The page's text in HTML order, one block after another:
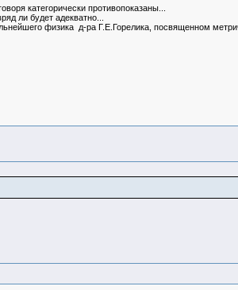
категорически противопоказаны...
ли будет адекватно...
физика д-ра Г.Е.Горелика, посвященном